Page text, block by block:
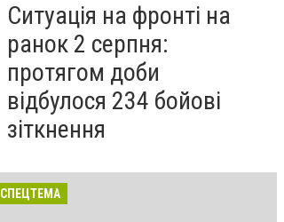
Ситуація на фронті на
ранок 2 серпня:
протягом доби
відбулося 234 бойові
зіткнення
СПЕЦТЕМА